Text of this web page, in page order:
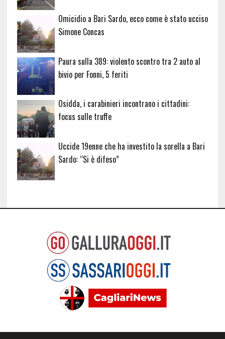
Omicidio a Bari Sardo, ecco come è stato ucciso
Simone Concas
Paura sulla 389: violento scontro tra 2 auto al
bivio per Fonni, 5 feriti
Osidda, i carabinieri incontrano i cittadini:
focus sulle truffe
Uccide 19enne che ha investito la sorella a Bari
Sardo: “Si è difeso”